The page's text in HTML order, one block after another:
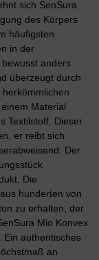
sich SenSura
des Körpers
häufigsten
in der
anders
überzeugt durch
Material
Textilstoff. Dieser
er reibt sich
Der
Die
hunderten von
zu erhalten, der
Mio Konvex
Ein authentisches
an